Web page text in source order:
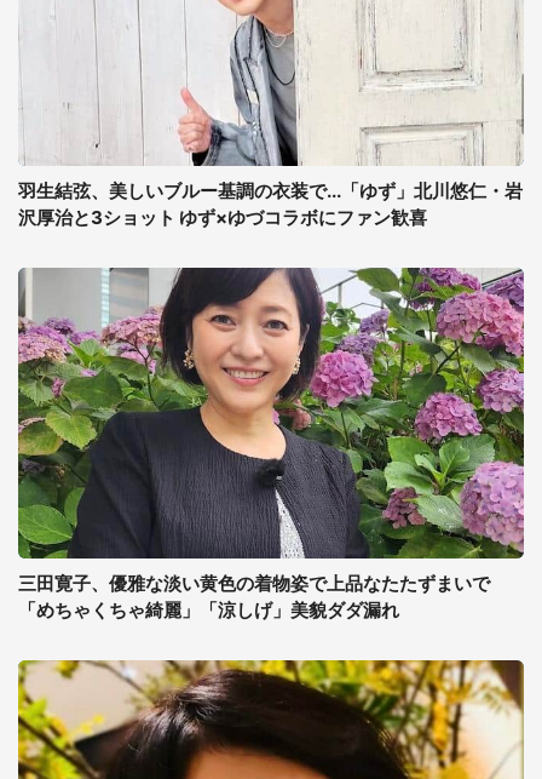
羽生結弦、美しいブルー基調の衣装で...「ゆず」北川悠仁・岩
沢厚治と3ショット ゆず×ゆづコラボにファン歓喜
三田寛子、優雅な淡い黄色の着物姿で上品なたたずまいで
「めちゃくちゃ綺麗」「涼しげ」美貌ダダ漏れ